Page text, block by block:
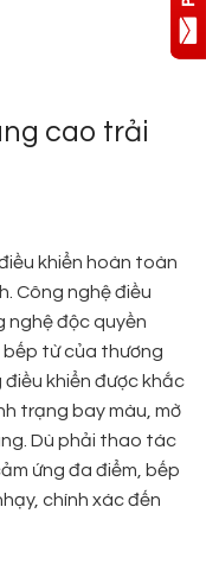
cao trải
khiển hoàn toàn
Công nghệ điều
nghệ độc quyền
từ của thương
khiển được khắc
trạng bay màu, mờ
Dù phải thao tác
ứng đa điểm, bếp
chính xác đến